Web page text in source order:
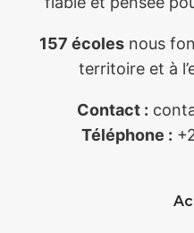
157 écolesnous
territoire et à
Contact :
Téléphone :